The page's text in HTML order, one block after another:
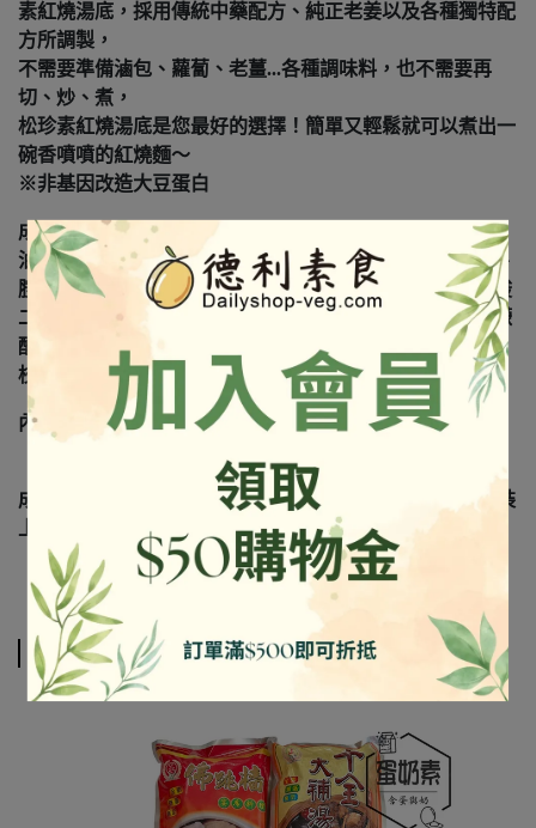
素紅燒湯底，採用傳統中藥配方、純正老姜以及各種獨特配
方所調製，
不需要準備滷包、蘿蔔、老薑...各種調味料，也不需要再
切、炒、煮，
松珍素紅燒湯底是您最好的選擇！簡單又輕鬆就可以煮出一
碗香噴噴的紅燒麵～
※非基因改造大豆蛋白
成份：水、蕃茄醬、黃豆(非基因改造)、蠶豆、鹽、糖、麻
油、甜味劑(D-山梨醇液、甘草酸一銨)、調味劑(L-麩酸鈉、
胺基乙酸、DL-胺基丙酸、琥珀酸二鈉、5'-鳥嘌呤核苷磷酸
二鈉、5'-次黃嘌呤核苷磷酸二鈉DL-蘋果酸、檸檬酸、檸檬
酸鈉)、黏稠劑(玉米糖膠)、奶油、薑、芥花油、八角、桂
枝、陳皮、甘草、肉桂、香料、品質改良劑(二氧化矽)。
內含致敏物：大豆、奶類製品、蠶豆、芝麻製品
成份及營養標示如圖所示，若與圖片有差異時，以實際包裝
相關商品